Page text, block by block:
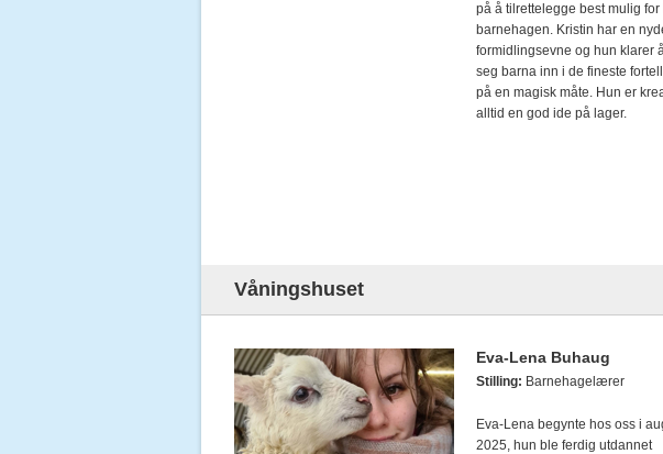
på å tilrettelegge best mulig for
barnehagen. Kristin har en
formidlingsevne og hun klarer
seg barna inn i de fineste
på en magisk måte. Hun er
alltid en god ide på lager.
Våningshuset
Eva-Lena Buhaug
Stilling: Barnehagelærer
Eva-Lena begynte hos oss i
2025, hun ble ferdig utdannet